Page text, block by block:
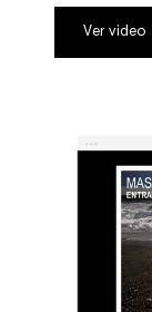
Ver video